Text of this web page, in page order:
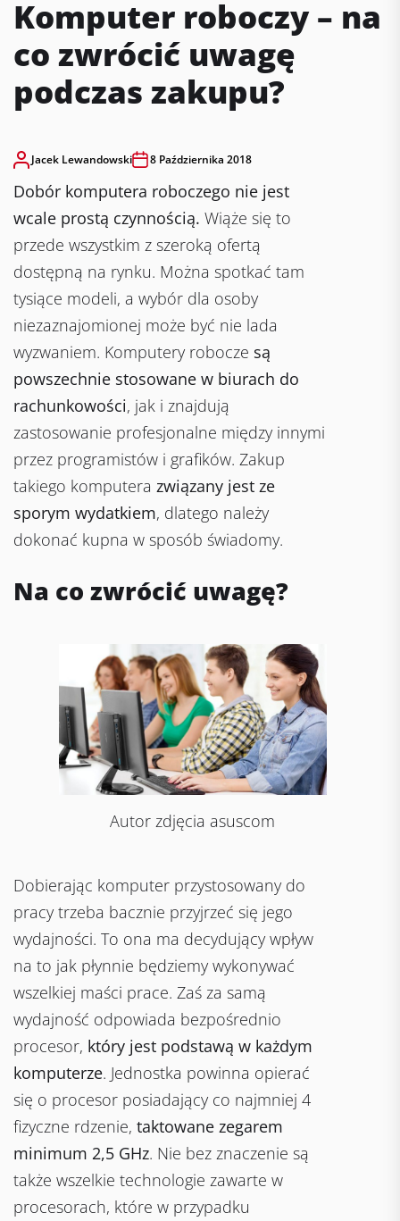
Komputer roboczy – na
co zwrócić uwagę
podczas zakupu?
Jacek Lewandowski 8 Października 2018
Dobór komputera roboczego nie jest
wcale prostą czynnością. Wiąże się to
przede wszystkim z szeroką ofertą
dostępną na rynku. Można spotkać tam
tysiące modeli, a wybór dla osoby
niezaznajomionej może być nie lada
wyzwaniem. Komputery robocze są
powszechnie stosowane w biurach do
rachunkowości, jak i znajdują
zastosowanie profesjonalne między innymi
przez programistów i grafików. Zakup
takiego komputera związany jest ze
sporym wydatkiem, dlatego należy
dokonać kupna w sposób świadomy.
Na co zwrócić uwagę?
Autor zdjęcia asuscom
Dobierając komputer przystosowany do
pracy trzeba bacznie przyjrzeć się jego
wydajności. To ona ma decydujący wpływ
na to jak płynnie będziemy wykonywać
wszelkiej maści prace. Zaś za samą
wydajność odpowiada bezpośrednio
procesor, który jest podstawą w każdym
komputerze. Jednostka powinna opierać
się o procesor posiadający co najmniej 4
fizyczne rdzenie, taktowane zegarem
minimum 2,5 GHz. Nie bez znaczenie są
także wszelkie technologie zawarte w
procesorach, które w przypadku